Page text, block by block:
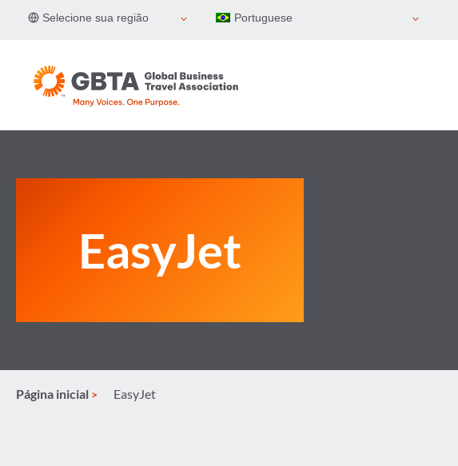
Selecione sua região Portuguese
EasyJet
Página inicial EasyJet